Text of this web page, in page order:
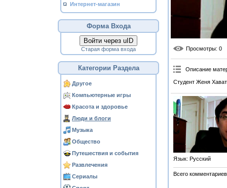
Интернет-магазин
Форма Входа
Войти через uID
Старая форма входа
Категории Раздела
Другое
Компьютерные игры
Красота и здоровье
Люди и блоги
Музыка
Общество
Путешествия и события
Развлечения
Сериалы
Просмотры: 0
Описание
Студент Женя
Язык: Русский
Всего комментариев